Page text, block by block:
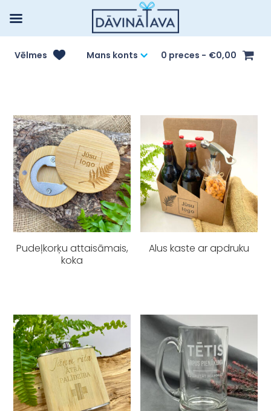
Vēlmes Mans konts 0 preces €0,00
Pudeļkorķu attaisāmais,
koka
Alus kaste ar apdruku